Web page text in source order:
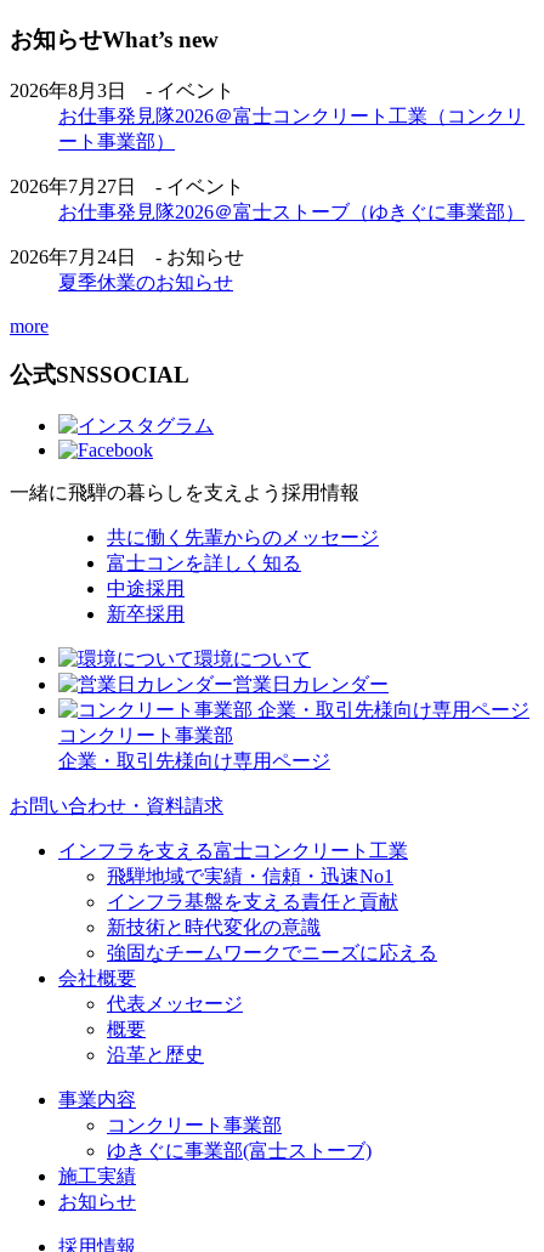
お知らせWhat’s new
2026年8月3日 - イベント
お仕事発見隊2026＠富士コンクリート工業（コンクリ
ート事業部）
2026年7月27日 - イベント
お仕事発見隊2026＠富士ストーブ（ゆきぐに事業部）
2026年7月24日 - お知らせ
夏季休業のお知らせ
more
公式SNSSOCIAL
一緒に飛騨の暮らしを支えよう 採用情報
共に働く先輩からのメッセージ
富士コンを詳しく知る
中途採用
新卒採用
環境について
営業日カレンダー
コンクリート事業部
企業・取引先様向け専用ページ
お問い合わせ・資料請求
インフラを支える富士コンクリート工業
飛騨地域で実績・信頼・迅速No1
インフラ基盤を支える責任と貢献
新技術と時代変化の意識
強固なチームワークでニーズに応える
会社概要
代表メッセージ
概要
沿革と歴史
事業内容
コンクリート事業部
ゆきぐに事業部(富士ストーブ)
施工実績
お知らせ
採用情報